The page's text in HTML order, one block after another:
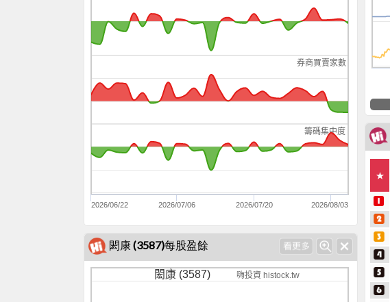
券商買賣家數
籌碼集中度
2026/06/22 2026/07/06 2026/07/20 2026/08/03
★
閎康 (3587)每股盈餘
閎康 (3587) 嗨投資 histock.tw